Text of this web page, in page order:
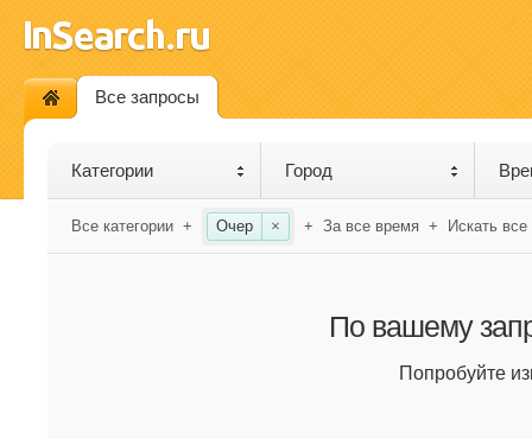
Все запросы
Категории Город
Все категории + Очер × + За все время + Искать все
По вашему
Попробуйте